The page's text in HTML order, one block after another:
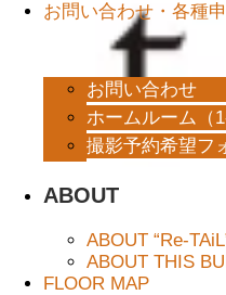
お問い合わせ・各種
お問い合わせ
ホームルーム（
撮影予約希望フ
ABOUT
ABOUT “Re-
ABOUT THIS
FLOOR MAP